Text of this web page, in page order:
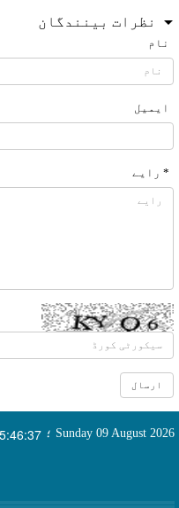
نظرات بینندگان
نام
ایمیل
* رایے
Sunday 09 August 2026 ؛